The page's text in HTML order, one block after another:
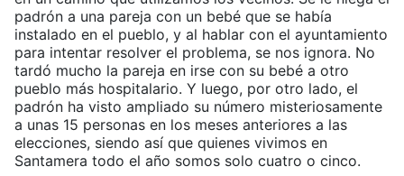
padrón a una pareja con un bebé que se había
instalado en el pueblo, y al hablar con el ayuntamiento
para intentar resolver el problema, se nos ignora. No
tardó mucho la pareja en irse con su bebé a otro
pueblo más hospitalario. Y luego, por otro lado, el
padrón ha visto ampliado su número misteriosamente
a unas 15 personas en los meses anteriores a las
elecciones, siendo así que quienes vivimos en
Santamera todo el año somos solo cuatro o cinco.